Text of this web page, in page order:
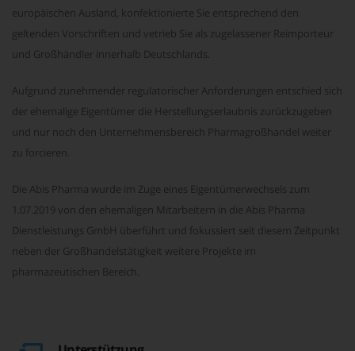
europäischen Ausland, konfektionierte Sie entsprechend den
geltenden Vorschriften und vetrieb Sie als zugelassener Reimporteur
und Großhändler innerhalb Deutschlands.
Aufgrund zunehmender regulatorischer Anforderungen entschied sich
der ehemalige Eigentümer die Herstellungserlaubnis zurückzugeben
und nur noch den Unternehmensbereich Pharmagroßhandel weiter
zu forcieren.
Die Abis Pharma wurde im Zuge eines Eigentümerwechsels zum
1.07.2019 von den ehemaligen Mitarbeitern in die Abis Pharma
Dienstleistungs GmbH überführt und fokussiert seit diesem Zeitpunkt
neben der Großhandelstätigkeit weitere Projekte im
pharmazeutischen Bereich.